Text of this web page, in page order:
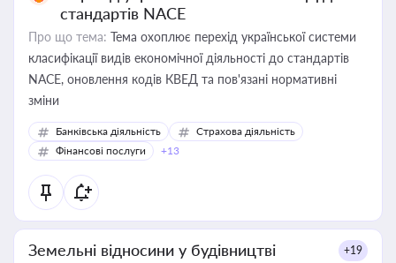
стандартів NACE
Про що тема: Тема охоплює перехід української системи
класифікації видів економічної діяльності до стандартів
NACE, оновлення кодів КВЕД та пов'язані нормативні
зміни
Банківська діяльність
Страхова діяльність
Фінансові послуги
+13
Земельні відносини у будівництві +19